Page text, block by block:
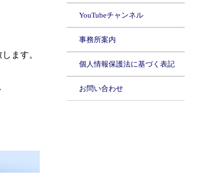
ます。
YouTubeチャンネル
事務所案内
個人情報保護法に基づく表記
お問い合わせ